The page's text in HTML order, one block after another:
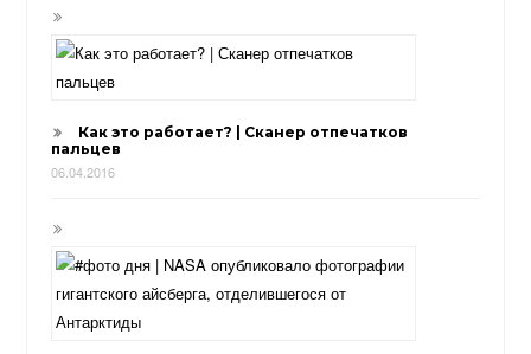
Как это работает? | Сканер отпечатков
пальцев
06.04.2016